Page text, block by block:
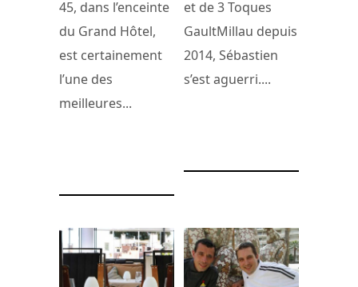
45, dans l’enceinte
du Grand Hôtel,
est certainement
l’une des
meilleures...
et de 3 Toques
GaultMillau depuis
2014, Sébastien
s’est aguerri....